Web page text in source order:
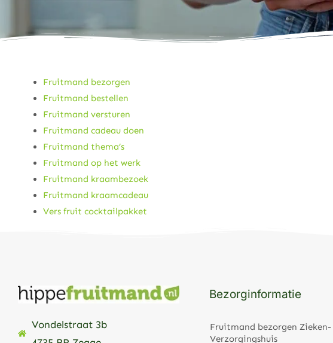
Fruitmand bezorgen
Fruitmand bestellen
Fruitmand versturen
Fruitmand cadeau doen
Fruitmand thema’s
Fruitmand op het werk
Fruitmand kraambezoek
Fruitmand kraamcadeau
Vers fruit cocktailpakket
Vondelstraat 3b
Bezorginformatie
Fruitmand bezorgen Zieken-
Verzorgingshuis